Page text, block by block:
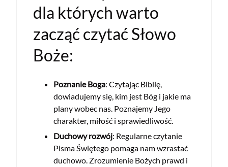
dla których warto
zacząć czytać Słowo
Boże:
Poznanie Boga: Czytając Biblię,
dowiadujemy się, kim jest Bóg i jakie ma
plany wobec nas. Poznajemy Jego
charakter, miłość i sprawiedliwość.
Duchowy rozwój: Regularne czytanie
Pisma Świętego pomaga nam wzrastać
duchowo. Zrozumienie Bożych prawd i